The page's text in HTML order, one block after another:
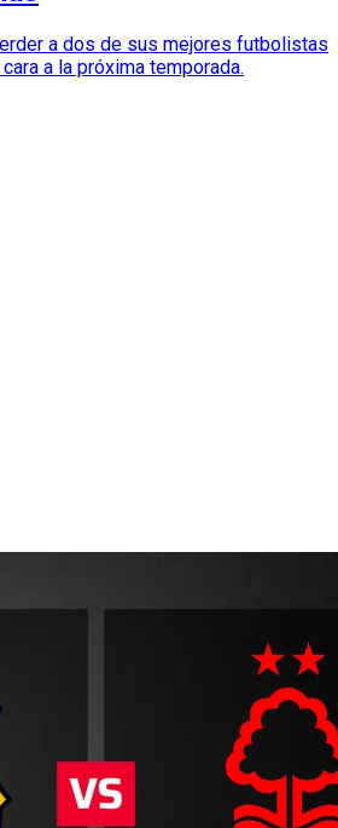
a dos de sus mejores futbolistas
a la próxima temporada.